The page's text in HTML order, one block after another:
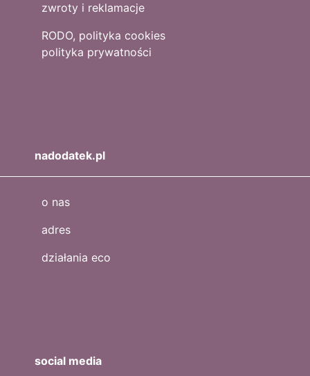
zwroty i reklamacje
RODO, polityka cookies
polityka prywatności
nadodatek.pl
o nas
adres
działania eco
social media